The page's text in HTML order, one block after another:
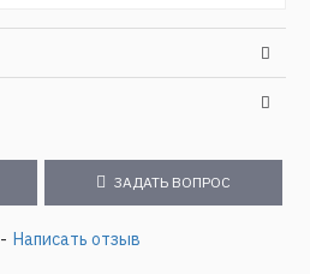
ЗАДАТЬ ВОПРОС
- Написать отзыв